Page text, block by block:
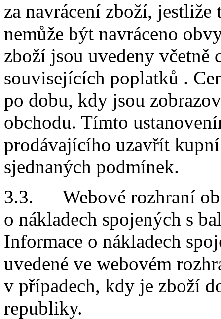
za navrácení zboží, jestliže
nemůže být navráceno
zboží jsou uvedeny včetně
souvisejících poplatků .
po dobu, kdy jsou
obchodu. Tímto
prodávajícího uzavřít
sjednaných podmínek.
3.3. Webové rozhraní
o nákladech spojených s
Informace o nákladech
uvedené ve webovém
v případech, kdy je zboží
republiky.